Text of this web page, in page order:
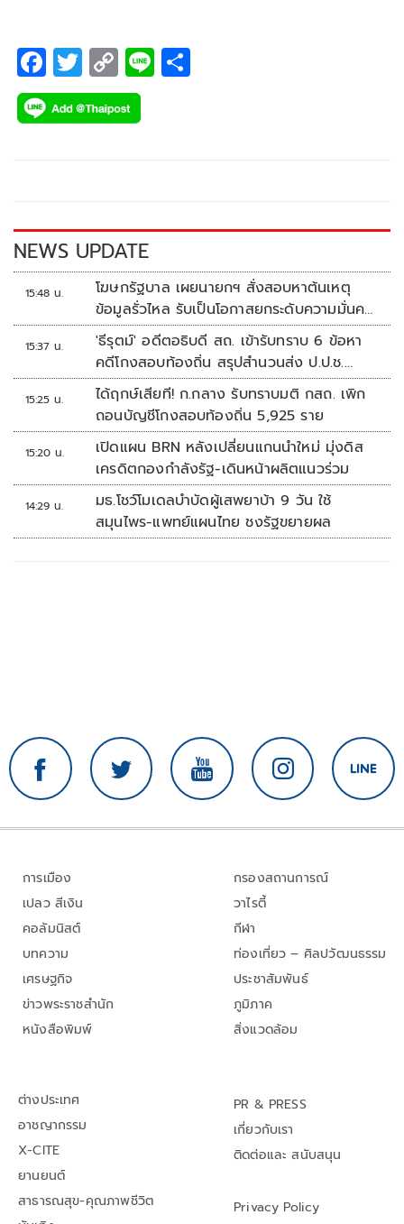
F
ac
e
k
T
wi
tt
C
o
p
k
Li
NEWS UPDATE
15:48 น.
โฆษกรัฐบาล เผยนายกฯ สั่งสอบหาต้นเหตุ
ข้อมูลรั่วไหล รับเป็นโอกาสยกระดับความมั่นคง
ปลอดภัยข้อมูลภาครัฐทั้งระบบ
15:37 น.
'ธีรุตม์' อดีตอธิบดี สถ. เข้ารับทราบ 6 ข้อหา
คดีโกงสอบท้องถิ่น สรุปสำนวนส่ง ป.ป.ช.
สัปดาห์หน้า
15:25 น.
ได้ฤกษ์เสียที! ก.กลาง รับทราบมติ กสถ. เพิก
ถอนบัญชีโกงสอบท้องถิ่น 5,925 ราย
15:20 น.
เปิดแผน BRN หลังเปลี่ยนแกนนำใหม่ มุ่งดิส
เครดิตกองกำลังรัฐ-เดินหน้าผลิตแนวร่วม
14:29 น.
มธ.โชว์โมเดลบำบัดผู้เสพยาบ้า 9 วัน ใช้
สมุนไพร-แพทย์แผนไทย ชงรัฐขยายผล
การเมือง
เปลว สีเงิน
คอลัมนิสต์
บทความ
เศรษฐกิจ
ข่าวพระราชสำนัก
หนังสือพิมพ์
กรองสถานการณ์
วาไรตี้
กีฬา
ท่องเที่ยว – ศิลปวัฒนธรรม
ประชาสัมพันธ์
ภูมิภาค
สิ่งแวดล้อม
ต่างประเทศ
อาชญากรรม
X-CITE
ยานยนต์
สาธารณสุข-คุณภาพชีวิต
PR & PRESS
เกี่ยวกับเรา
ติดต่อและ สนับสนุน
Privacy Policy